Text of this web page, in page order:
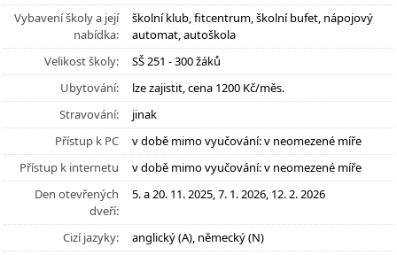
Vybavení školy a její
nabídka:
školní klub, fitcentrum, školní bufet, nápojový
automat, autoškola
Velikost školy:
SŠ 251 - 300 žáků
Ubytování:
lze zajistit, cena 1200 Kč/měs.
Stravování:
jinak
Přístup k PC
v době mimo vyučování: v neomezené míře
Přístup k internetu
v době mimo vyučování: v neomezené míře
Den otevřených
dveří:
5. a 20. 11. 2025, 7. 1. 2026, 12. 2. 2026
Cizí jazyky:
anglický (A), německý (N)